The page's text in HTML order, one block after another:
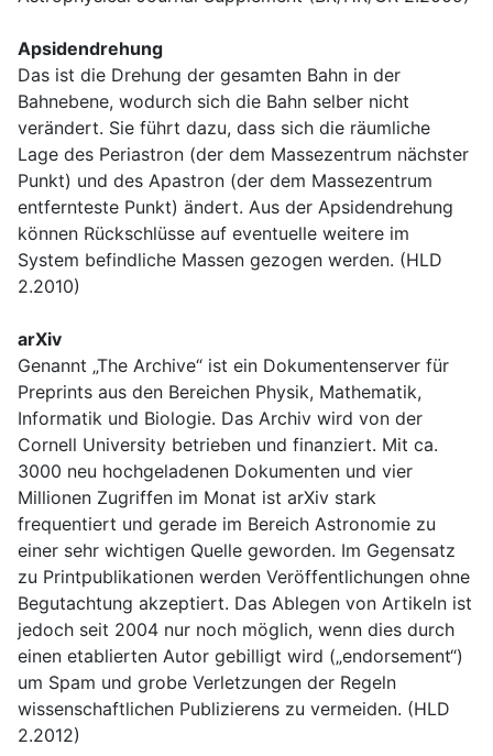
Apsidendrehung
Das ist die Drehung der gesamten Bahn in der
Bahnebene, wodurch sich die Bahn selber nicht
verändert. Sie führt dazu, dass sich die räumliche
Lage des Periastron (der dem Massezentrum nächster
Punkt) und des Apastron (der dem Massezentrum
entfernteste Punkt) ändert. Aus der Apsidendrehung
können Rückschlüsse auf eventuelle weitere im
System befindliche Massen gezogen werden. (HLD
2.2010)
arXiv
Genannt „The Archive“ ist ein Dokumentenserver für
Preprints aus den Bereichen Physik, Mathematik,
Informatik und Biologie. Das Archiv wird von der
Cornell University betrieben und finanziert. Mit ca.
3000 neu hochgeladenen Dokumenten und vier
Millionen Zugriffen im Monat ist arXiv stark
frequentiert und gerade im Bereich Astronomie zu
einer sehr wichtigen Quelle geworden. Im Gegensatz
zu Printpublikationen werden Veröffentlichungen ohne
Begutachtung akzeptiert. Das Ablegen von Artikeln ist
jedoch seit 2004 nur noch möglich, wenn dies durch
einen etablierten Autor gebilligt wird („endorsement“)
um Spam und grobe Verletzungen der Regeln
wissenschaftlichen Publizierens zu vermeiden. (HLD
2.2012)